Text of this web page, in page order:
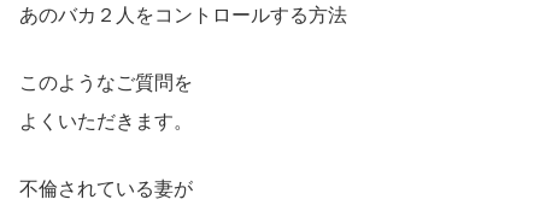
あのバカ２人をコントロールする方法
このようなご質問を
よくいただきます。
不倫されている妻が